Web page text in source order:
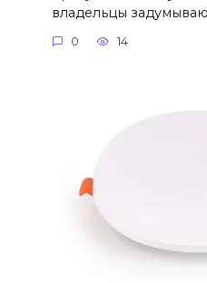
владельцы
0 14